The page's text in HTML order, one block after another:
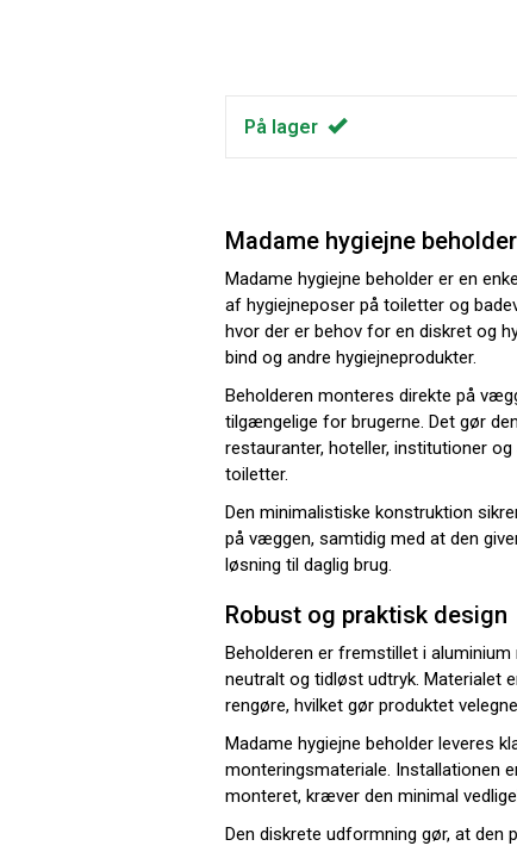
På lager
Madame hygiejne
Madame hygiejne beholder er en
af hygiejneposer på toiletter og
hvor der er behov for en diskret og
bind og andre hygiejneprodukter.
Beholderen monteres direkte på
tilgængelige for brugerne. Det gør
restauranter, hoteller, institutioner
toiletter.
Den minimalistiske konstruktion
på væggen, samtidig med at den
løsning til daglig brug.
Robust og praktisk design
Beholderen er fremstillet i
neutralt og tidløst udtryk. Materialet
rengøre, hvilket gør produktet
Madame hygiejne beholder leveres
monteringsmateriale. Installationen
monteret, kræver den minimal
Den diskrete udformning gør, at den